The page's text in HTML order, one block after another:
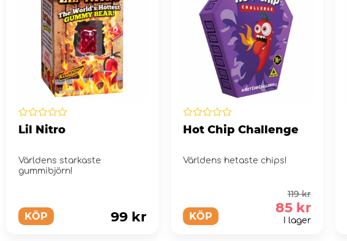
Lil Nitro
Världens starkaste
gummibjörn!
KÖP 99 kr
Hot Chip Challenge
Världens hetaste chips!
KÖP
119 kr
85 kr
I lager